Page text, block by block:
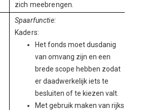
zich meebrengen.
Spaarfunctie:
Kaders:
Het fonds moet dusdanig
van omvang zijn en een
brede scope hebben zodat
er daadwerkelijk iets te
besluiten of te kiezen valt.
Met gebruik maken van rijks-